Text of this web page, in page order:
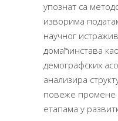
упознат са
изворима
научног
домаћинстава
демографских
анализира
повеже промене
етапама у